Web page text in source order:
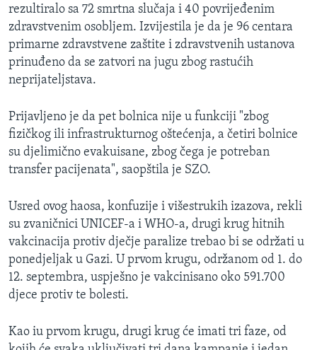
rezultiralo sa 72 smrtna slučaja i 40 povrijeđenim
zdravstvenim osobljem. Izvijestila je da je 96 centara
primarne zdravstvene zaštite i zdravstvenih ustanova
prinuđeno da se zatvori na jugu zbog rastućih
neprijateljstava.
Prijavljeno je da pet bolnica nije u funkciji "zbog
fizičkog ili infrastrukturnog oštećenja, a četiri bolnice
su djelimično evakuisane, zbog čega je potreban
transfer pacijenata", saopštila je SZO.
Usred ovog haosa, konfuzije i višestrukih izazova, rekli
su zvaničnici UNICEF-a i WHO-a, drugi krug hitnih
vakcinacija protiv dječje paralize trebao bi se održati u
ponedjeljak u Gazi. U prvom krugu, održanom od 1. do
12. septembra, uspješno je vakcinisano oko 591.700
djece protiv te bolesti.
Kao iu prvom krugu, drugi krug će imati tri faze, od